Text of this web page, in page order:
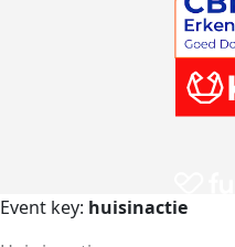
Event key: huisinactie